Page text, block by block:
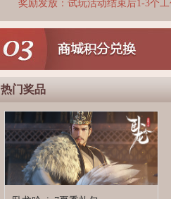
奖励发放：试玩活动结束后1-3个
热门奖品